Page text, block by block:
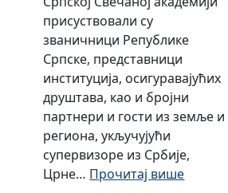
н
и
2
0
.
г
о
д
и
н
у
н
и
и
к
е
С
р
п
с
к
е
з
а
Р
е
п
у
б
л
и
к
е
присуствовали су
званичници Републике
Српске, представници
институција, осигуравајућих
друштава, као и бројни
партнери и гости из земље и
региона, укључујући
супервизоре из Србије,
Црне… Прочитај више: